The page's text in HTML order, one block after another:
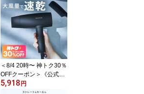
リそで汚れ 黄ばみ 黒ず
み 汗ジミ 消臭 抗菌 赤ち
ゃん用 血液汚れ ダメー
ジリペア 衣類再生 洗浄
ブースト 衣類 詰め替え
詰替洗濯 衣類用洗剤
＜8/4 20時〜 神トク30％
OFFクーポン＞《公式
店》【SALONIA スピー
ディー イオンドライヤ
5,918 円